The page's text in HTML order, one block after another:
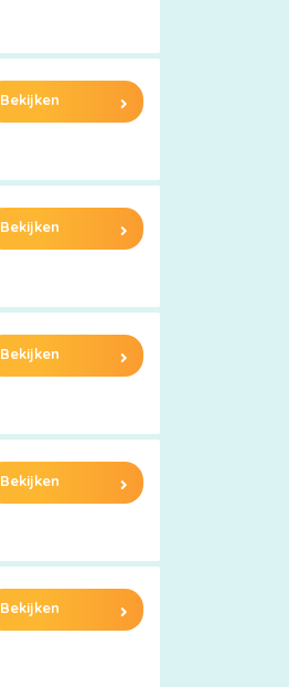
Bekijken
Bekijken
Bekijken
Bekijken
Bekijken